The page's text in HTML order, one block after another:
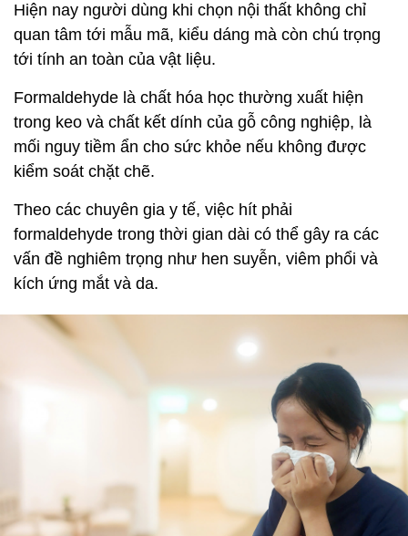
Hiện nay người dùng khi chọn nội thất không chỉ
quan tâm tới mẫu mã, kiểu dáng mà còn chú trọng
tới tính an toàn của vật liệu.
Formaldehyde là chất hóa học thường xuất hiện
trong keo và chất kết dính của gỗ công nghiệp, là
mối nguy tiềm ẩn cho sức khỏe nếu không được
kiểm soát chặt chẽ.
Theo các chuyên gia y tế, việc hít phải
formaldehyde trong thời gian dài có thể gây ra các
vấn đề nghiêm trọng như hen suyễn, viêm phổi và
kích ứng mắt và da.